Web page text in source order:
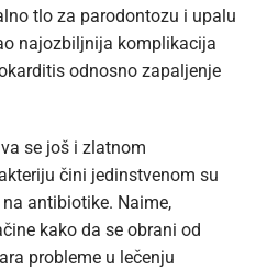
tlo za parodontozu i upalu
najozbiljnija komplikacija
odnosno zapaljenje
se još i zlatnom
čini jedinstvenom su
antibiotike. Naime,
kako da se obrani od
probleme u lečenju